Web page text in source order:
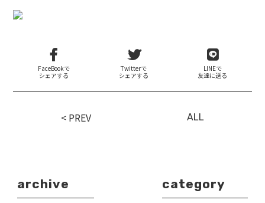
FaceBookで
シェアする
Twitterで
シェアする
LINEで
友達に送る
< PREV ALL
archive category